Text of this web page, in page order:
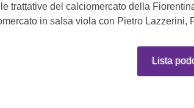
trattative del calciomercato della
in salsa viola con Pietro Lazzerini,
Lista